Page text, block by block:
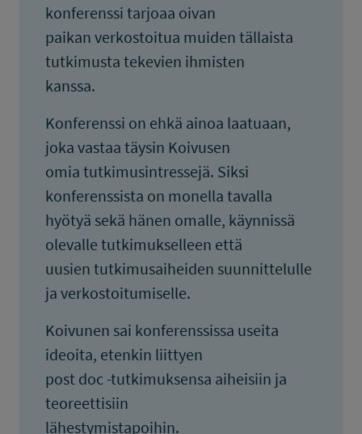
konferenssi tarjoaa oivan
paikan verkostoitua muiden tällaista
tutkimusta tekevien ihmisten
kanssa.
Konferenssi on ehkä ainoa laatuaan,
joka vastaa täysin Koivusen
omia tutkimusintressejä. Siksi
konferenssista on monella tavalla
hyötyä sekä hänen omalle, käynnissä
olevalle tutkimukselleen että
uusien tutkimusaiheiden suunnittelulle
ja verkostoitumiselle.
Koivunen sai konferenssissa useita
ideoita, etenkin liittyen
post doc -tutkimuksensa aiheisiin ja
teoreettisiin
lähestymistapoihin.